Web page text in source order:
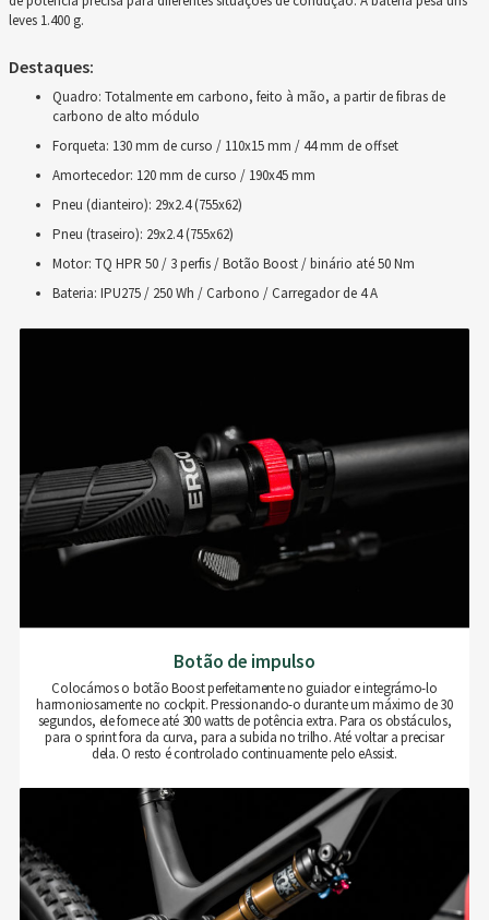
leves 1.400 g.
Destaques:
Quadro: Totalmente em carbono, feito à mão, a partir de fibras de
carbono de alto módulo
Forqueta: 130 mm de curso / 110x15 mm / 44 mm de offset
Amortecedor: 120 mm de curso / 190x45 mm
Pneu (dianteiro): 29x2.4 (755x62)
Pneu (traseiro): 29x2.4 (755x62)
Motor: TQ HPR 50 / 3 perfis / Botão Boost / binário até 50 Nm
Bateria: IPU275 / 250 Wh / Carbono / Carregador de 4 A
Botão de impulso
Colocámos o botão Boost perfeitamente no guiador e integrámo-lo
harmoniosamente no cockpit. Pressionando-o durante um máximo de 30
segundos, ele fornece até 300 watts de potência extra. Para os obstáculos,
para o sprint fora da curva, para a subida no trilho. Até voltar a precisar
dela. O resto é controlado continuamente pelo eAssist.